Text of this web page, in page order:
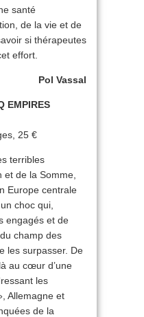
santé
de la vie et de
si thérapeutes
effort.
Pol Vassal
EMPIRES
25 €
terribles
de la Somme,
Europe centrale
choc qui,
engagés et de
champ des
les surpasser. De
au cœur d’une
les
Allemagne et
de la